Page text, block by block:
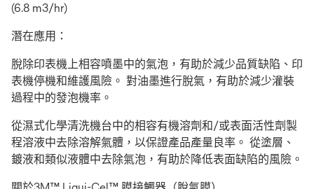
(6.8 m3/hr)
潛在應用：
脫除印表機上相容噴墨中的氣泡，有助於減少品質缺陷、印
表機停機和維護風險。 對油墨進行脫氣，有助於減少灌裝
過程中的發泡機率。
從濕式化學清洗機台中的相容有機溶劑和/或表面活性劑製
程溶液中去除溶解氣體，以保證產品產量良率。 從塗層、
鍍液和類似液體中去除氣泡，有助於降低表面缺陷的風險。